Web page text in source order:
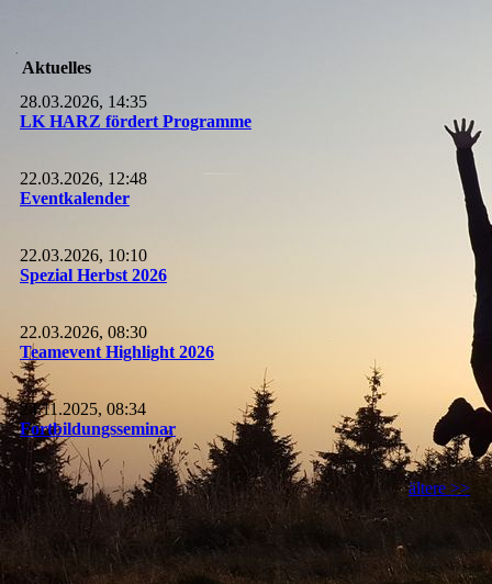
Aktuelles
28.03.2026, 14:35
LK HARZ fördert Programme
22.03.2026, 12:48
Eventkalender
22.03.2026, 10:10
Spezial Herbst 2026
22.03.2026, 08:30
Teamevent Highlight 2026
24.11.2025, 08:34
Fortbildungsseminar
ältere >>